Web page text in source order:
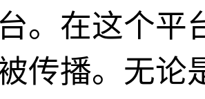
。在这个平
传播。无论